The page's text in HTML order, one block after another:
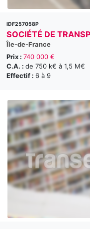
IDF257058P
SOCIÉTÉ DE
Île-de-France
Prix : 740 000 €
C.A. : de 750 k€ à 1,5 M€
Effectif : 6 à 9